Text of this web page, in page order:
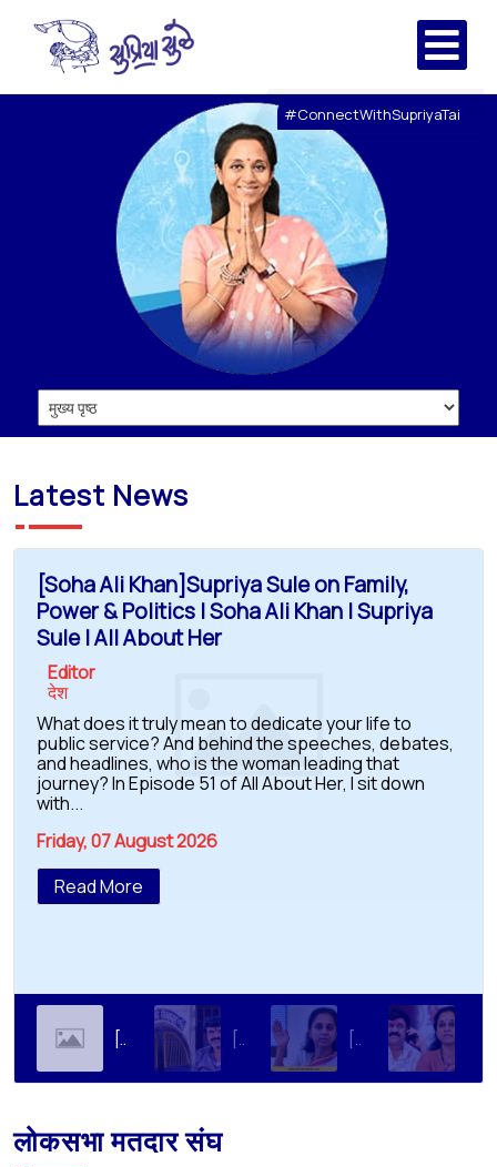
#ConnectWithSupriyaTai
Latest News
[Soha Ali Khan]Supriya Sule on Family,
Power & Politics | Soha Ali Khan | Supriya
Sule | All About Her
Editor
देश
What does it truly mean to dedicate your life to
public service? And behind the speeches, debates,
and headlines, who is the woman leading that
journey? In Episode 51 of All About Her, I sit down
with...
Friday, 07 August 2026
Read More
[Soha Ali Khan]Supriya Sule on Family, Power & Politics | Soha Ali Khan | Supriya Sule | All About Her [Loksatta]संतोष देशमुख हत्या प्रकरण : वाल्मिक कराडची रवानगी नागपूर कारागृहात करण्याची सुप्रिया सुळेंची मागणी [Dainik Prabhat]‘वाल्मिक कराडला बीड कारागृहातून नागपूरला हलवा’; सुप्रिया सुळेंची मुख्यमंत्र्यांकडे मोठी मागणी
लोकसभा मतदार संघ